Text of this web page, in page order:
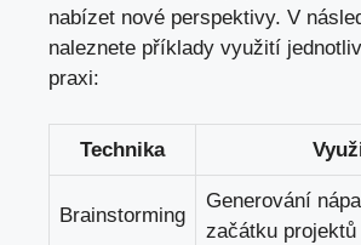
nabízet nové perspektivy. V
naleznete příklady využití
praxi:
Technika
Brainstorming
Generování
začátku projektů